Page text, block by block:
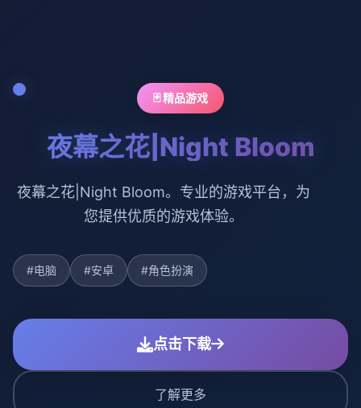
🃏 精品游戏
夜幕之花|Night Bloom
夜幕之花|Night Bloom。专业的游戏平台，为
您提供优质的游戏体验。
#电脑 #安卓 #角色扮演
点击下载
了解更多